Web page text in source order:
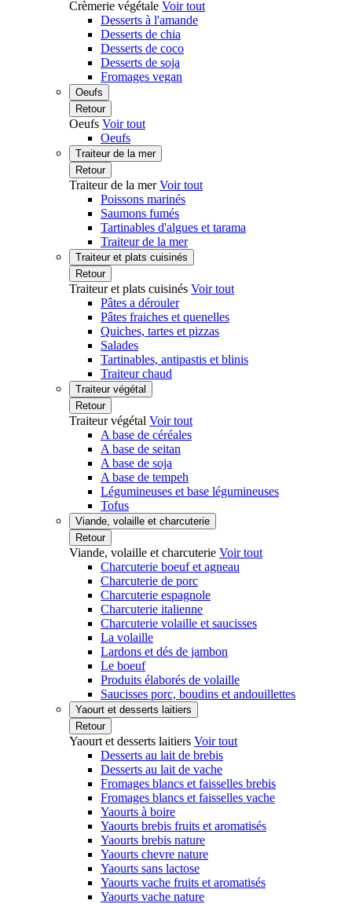
Crèmerie végétale Voir tout
Desserts à l'amande
Desserts de chia
Desserts de coco
Desserts de soja
Fromages vegan
Oeufs
Retour
Oeufs Voir tout
Oeufs
Traiteur de la mer
Retour
Traiteur de la merVoir tout
Poissons marinés
Saumons fumés
Tartinables d'algues et tarama
Traiteur de la mer
Traiteur et plats cuisinés
Retour
Traiteur et plats cuisinés Voir tout
Pâtes a dérouler
Pâtes fraiches et quenelles
Quiches, tartes et pizzas
Salades
Tartinables, antipastis et blinis
Traiteur chaud
Traiteur végétal
Retour
Traiteur végétal Voir tout
A base de céréales
A base de seitan
A base de soja
A base de tempeh
Légumineuses et base légumineuses
Tofus
Viande, volaille et charcuterie
Retour
Viande, volaille et charcuterie Voir tout
Charcuterie boeuf et agneau
Charcuterie de porc
Charcuterie espagnole
Charcuterie italienne
Charcuterie volaille et saucisses
La volaille
Lardons et dés de jambon
Le boeuf
Produits élaborés de volaille
Saucisses porc, boudins et andouillettes
Yaourt et desserts laitiers
Retour
Yaourt et desserts laitiers Voir tout
Desserts au lait de brebis
Desserts au lait de vache
Fromages blancs et faisselles brebis
Fromages blancs et faisselles vache
Yaourts à boire
Yaourts brebis fruits et aromatisés
Yaourts brebis nature
Yaourts chevre nature
Yaourts sans lactose
Yaourts vache fruits et aromatisés
Yaourts vache nature